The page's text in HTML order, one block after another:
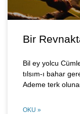
Bir
Bil ey yolcu
tılsım-ı bahar
Ademe terk
OKU »